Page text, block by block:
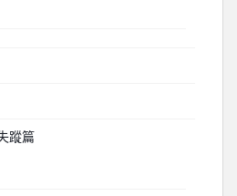
蹤篇